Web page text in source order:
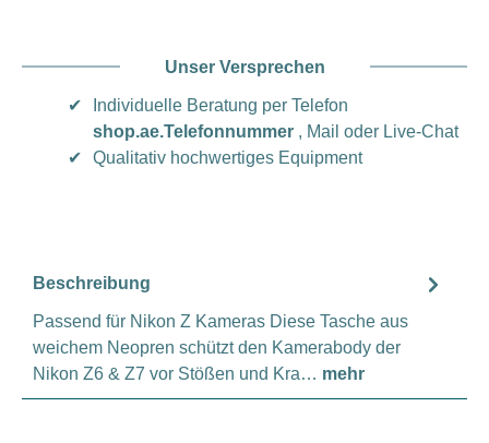
Unser Versprechen
✔
Individuelle Beratung per Telefon
shop.ae.Telefonnummer , Mail oder Live-Chat
✔
Qualitativ hochwertiges Equipment
Beschreibung
Passend für Nikon Z Kameras Diese Tasche aus
weichem Neopren schützt den Kamerabody der
Nikon Z6 & Z7 vor Stößen und Kra… mehr